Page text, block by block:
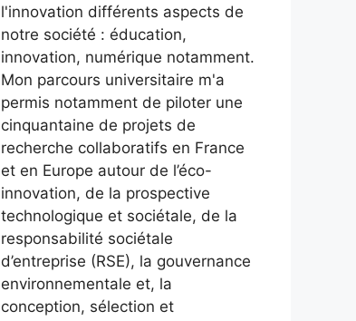
l'innovation différents aspects de
notre société : éducation,
innovation, numérique notamment.
Mon parcours universitaire m'a
permis notamment de piloter une
cinquantaine de projets de
recherche collaboratifs en France
et en Europe autour de l’éco-
innovation, de la prospective
technologique et sociétale, de la
responsabilité sociétale
d’entreprise (RSE), la gouvernance
environnementale et, la
conception, sélection et